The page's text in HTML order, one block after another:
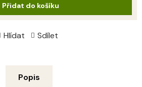
Hlídat Sdílet
Přidat do košíku
Popis